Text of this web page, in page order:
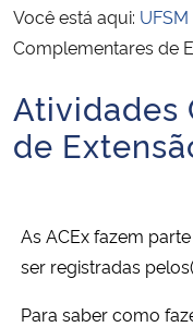
Ministério das Relações
Ministério da Infraestrutura
Ministério da Educação
Você está aqui: UFSM
Complementares de
Início do conteúdo
Atividades
de
As ACEx fazem
ser registradas
Para saber como